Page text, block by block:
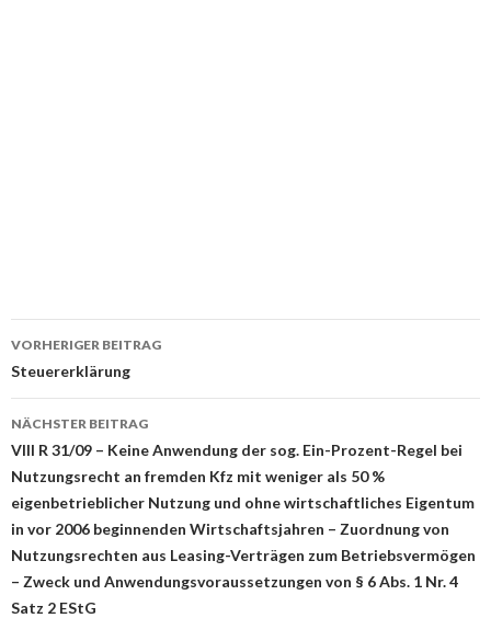
Beitrags-
Navigation
VORHERIGER BEITRAG
Steuererklärung
NÄCHSTER BEITRAG
VIII R 31/09 – Keine Anwendung der sog. Ein-Prozent-Regel bei
Nutzungsrecht an fremden Kfz mit weniger als 50 %
eigenbetrieblicher Nutzung und ohne wirtschaftliches Eigentum
in vor 2006 beginnenden Wirtschaftsjahren – Zuordnung von
Nutzungsrechten aus Leasing-Verträgen zum Betriebsvermögen
– Zweck und Anwendungsvoraussetzungen von § 6 Abs. 1 Nr. 4
Satz 2 EStG